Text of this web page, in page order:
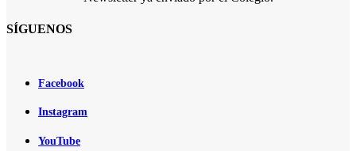
SÍGUENOS
Facebook
Instagram
YouTube